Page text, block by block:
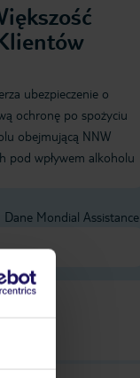
ubezpieczenie o
ochronę po spożyciu
obejmującą NNW
pod wpływem alkoholu
Dane Mondial Assistance